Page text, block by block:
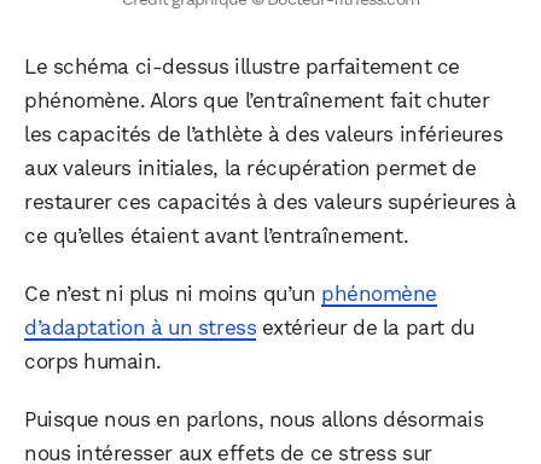
Le schéma ci-dessus illustre parfaitement ce
phénomène. Alors que l’entraînement fait chuter
les capacités de l’athlète à des valeurs inférieures
aux valeurs initiales, la récupération permet de
restaurer ces capacités à des valeurs supérieures à
ce qu’elles étaient avant l’entraînement.
Ce n’est ni plus ni moins qu’un phénomène
d’adaptation à un stress extérieur de la part du
corps humain.
Puisque nous en parlons, nous allons désormais
nous intéresser aux effets de ce stress sur